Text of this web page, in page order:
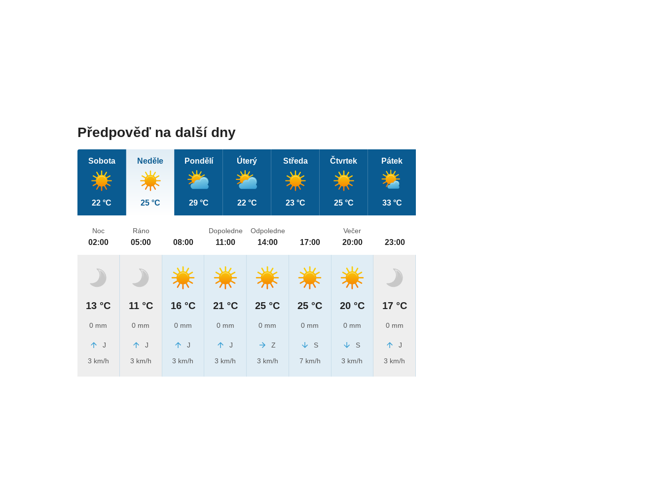
Předpověď na další dny
Sobota
22 °C
Neděle
25 °C
Pondělí
29 °C
Úterý
22 °C
Středa
23 °C
Čtvrtek
25 °C
Pátek
33 °C
Noc
02:00
13 °C
0 mm
J
3 km/h
Ráno
05:00
11 °C
0 mm
J
3 km/h
08:00
16 °C
0 mm
J
3 km/h
Dopoledne
11:00
21 °C
0 mm
J
3 km/h
Odpoledne
14:00
25 °C
0 mm
Z
3 km/h
17:00
25 °C
0 mm
S
7 km/h
Večer
20:00
20 °C
0 mm
S
3 km/h
23:00
17 °C
0 mm
J
3 km/h